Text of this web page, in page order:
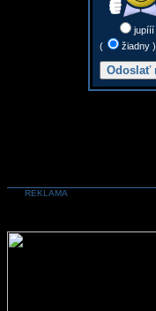
jupííí
(
žiadny )
REKLAMA